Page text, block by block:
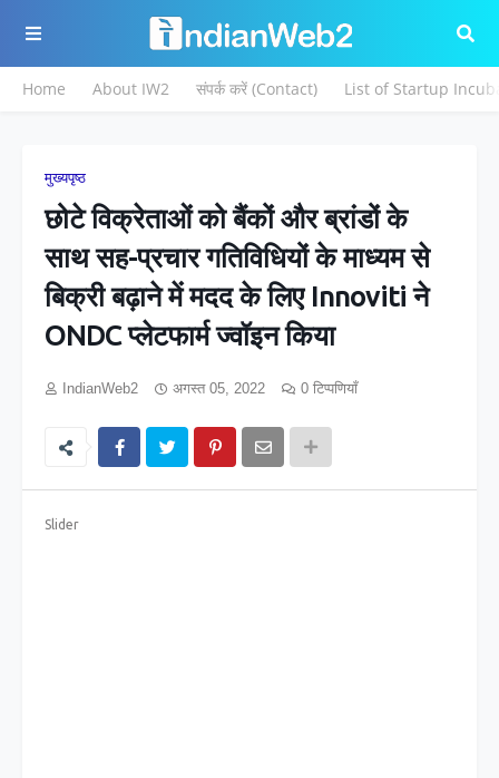
Home About IW2 संपर्क करें (Contact) List of Startup
मुख्यपृष्ठ
छोटे विक्रेताओं को बैंकों और ब्रांडों के
साथ सह-प्रचार गतिविधियों के माध्यम से
बिक्री बढ़ाने में मदद के लिए Innoviti ने
ONDC प्लेटफार्म ज्वॉइन किया
IndianWeb2 अगस्त 05, 2022 0 टिप्पणियाँ
Slider